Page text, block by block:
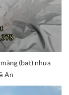
(bạt) nhựa
An